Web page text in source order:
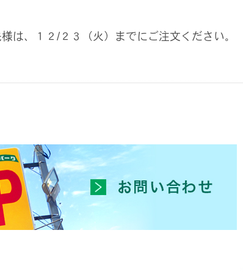
は、１２/２３（火）までにご注文ください。